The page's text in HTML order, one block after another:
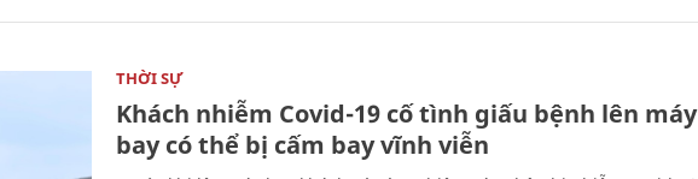
THỜI SỰ
Khách nhiễm Covid-19 cố tình giấu bệnh lên máy
bay có thể bị cấm bay vĩnh viễn